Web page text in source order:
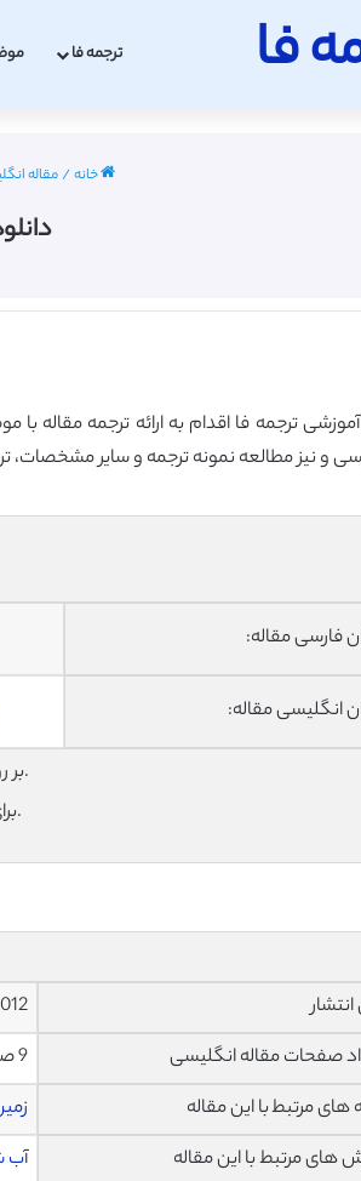
فا ترجمه فا
خانه/مقاله
ترجمه فا اقدام به ارائه ترجمه مقاله
و نیز مطالعه نمونه ترجمه و سایر مشخصات،
فارسی مقاله:
انگلیسی مقاله:
برای دانلود رایگان مقاله انگلیسی با فرمت pdf بر روی عنوان انگلیسی مقاله کلیک نمایید.
برای خرید و دانلود ترجمه فارسی آماده با فرمت ورد، روی عنوان فارسی مقاله کلیک کنید.
صفحات مقاله انگلیسی
9 صفحه با فرمت pdf
های مرتبط با این مقاله
های مرتبط با این مقاله
آب